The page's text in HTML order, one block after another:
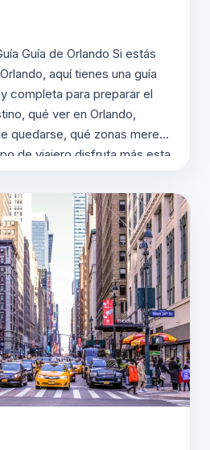
Guía de Orlando Si estás
aquí tienes una guía
completa para preparar el
qué ver en Orlando,
quedarse, qué zonas merece
de viajero disfruta más esta